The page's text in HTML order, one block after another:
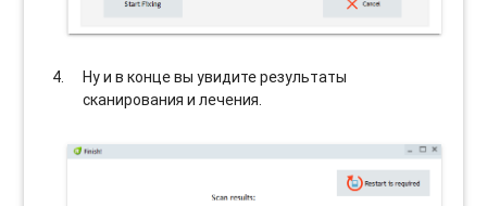
Ну и в конце вы увидите результаты
сканирования и лечения.